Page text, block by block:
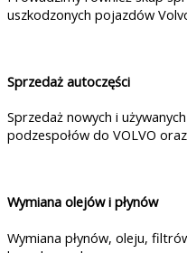
uszkodzonych pojazdów
Sprzedaż autoczęści
Sprzedaż nowych i
podzespołów do VOLVO oraz
Wymiana olejów i płynów
Wymiana płynów, oleju,